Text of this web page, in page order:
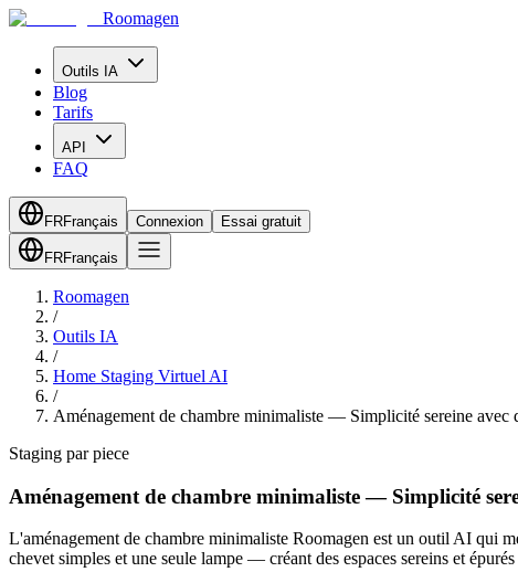
Roomagen
Outils IA
Blog
Tarifs
API
FAQ
FRFrançais Connexion Essai gratuit
FRFrançais
Roomagen
/
Outils IA
/
Home Staging Virtuel AI
/
Aménagement de chambre minimaliste — Simplicité sereine avec
Staging par piece
Aménagement de chambre minimaliste — Simplicité
L'aménagement de chambre minimaliste Roomagen est un outil AI qui
chevet simples et une seule lampe — créant des espaces sereins et